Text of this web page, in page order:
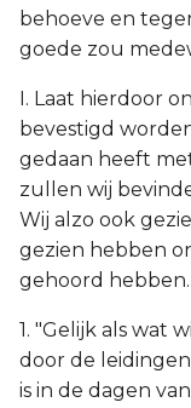
behoeve en
goede zou
I. Laat hierdoor
bevestigd
gedaan heeft
zullen wij
Wij alzo ook
gezien hebben
gehoord hebben.
1. "Gelijk als wat
door de
is in de dagen